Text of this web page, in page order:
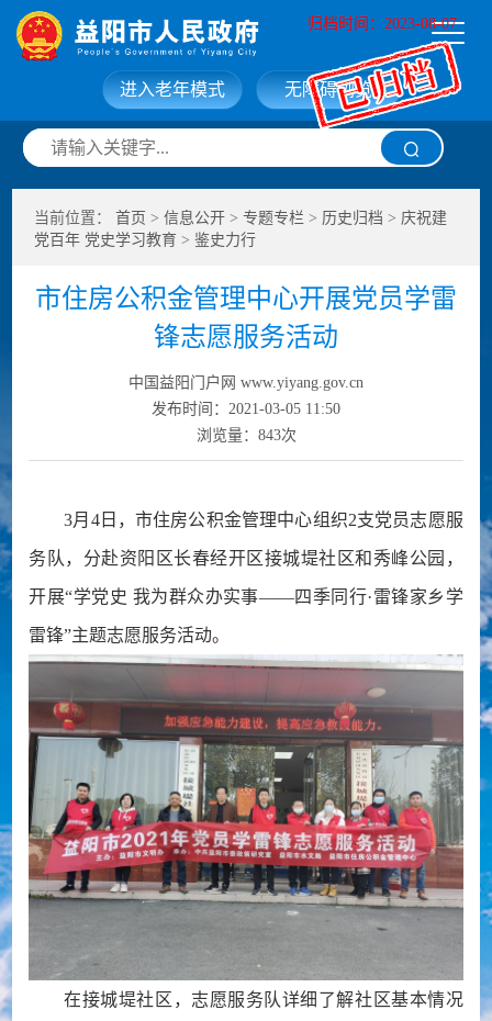
归档时间：2023-08-07
网站首页 走进益阳
信息公开 政务服务
互动交流 政府数据
无障碍浏览
进入老年模式
当前位置：首页 >信息公开 >专题专栏 > 历史归档 > 庆祝建
党百年 党史学习教育 >鉴史力行
市住房公积金管理中心开展党员学雷
锋志愿服务活动
中国益阳门户网 www.yiyang.gov.cn
发布时间：2021-03-05 11:50
浏览量： 843次
3月4日，市住房公积金管理中心组织2支党员志愿服
务队，分赴资阳区长春经开区接城堤社区和秀峰公园，
开展“学党史 我为群众办实事——四季同行·雷锋家乡学
雷锋”主题志愿服务活动。
在接城堤社区，志愿服务队详细了解社区基本情况